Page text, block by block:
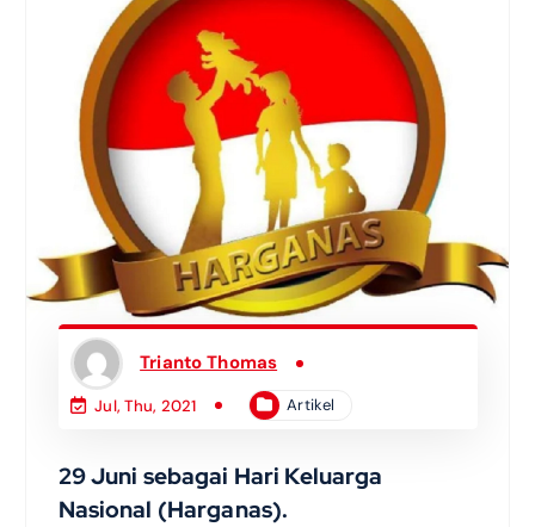
Trianto Thomas
Jul, Thu, 2021 Artikel
29 Juni sebagai Hari Keluarga
Nasional (Harganas).